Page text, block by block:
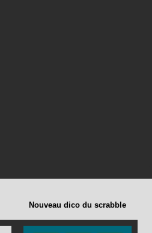
Nouveau dico du scrabble